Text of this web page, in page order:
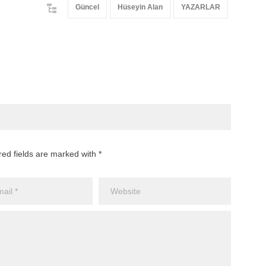
Güncel Hüseyin Alan YAZARLAR
fields are marked with *